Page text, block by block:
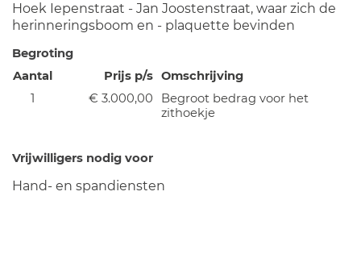
Hoek Iepenstraat - Jan Joostenstraat, waar zich de
herinneringsboom en - plaquette bevinden
Begroting
Aantal
Prijs p/s Omschrijving
1
€ 3.000,00
Begroot bedrag voor het
zithoekje
Vrijwilligers nodig voor
Hand- en spandiensten